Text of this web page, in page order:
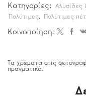
Κατηγορίες: Αλυσίδες
Πολύτιμες, Πολύτιμες
Κοινοποίηση:
Τα χρώματα στις
πραγματικά.